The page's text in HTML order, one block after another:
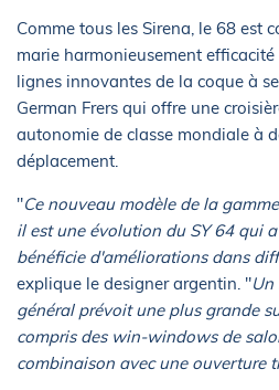
Comme tous les Sirena, le 68 est
marie harmonieusement
lignes innovantes de la coque à
German Frers qui offre une
autonomie de classe mondiale à
déplacement.
"Ce nouveau modèle de la
il est une évolution du SY 64 qui
bénéficie d'améliorations dans
explique le designer argentin. "Un
général prévoit une plus grande
compris des win-windows de
combinaison avec une ouverture